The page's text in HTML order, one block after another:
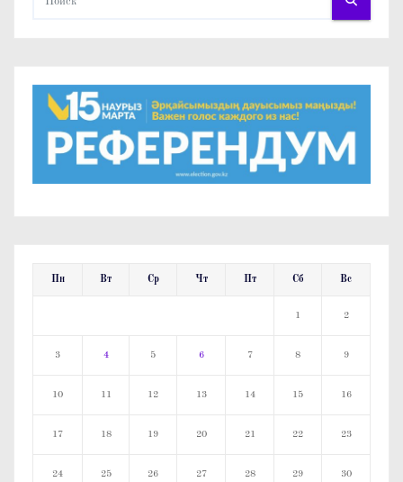
Пн Вт Ср Чт Пт Сб Вс
1 2
3 4 5 6 7 8 9
10 11 12 13 14 15 16
17 18 19 20 21 22 23
24 25 26 27 28 29 30